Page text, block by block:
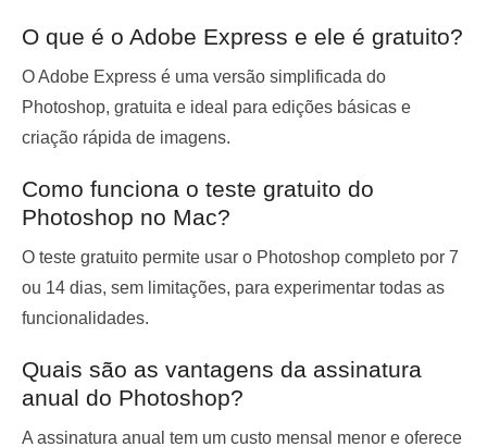
O que é o Adobe Express e ele é gratuito?
O Adobe Express é uma versão simplificada do
Photoshop, gratuita e ideal para edições básicas e
criação rápida de imagens.
Como funciona o teste gratuito do
Photoshop no Mac?
O teste gratuito permite usar o Photoshop completo por 7
ou 14 dias, sem limitações, para experimentar todas as
funcionalidades.
Quais são as vantagens da assinatura
anual do Photoshop?
A assinatura anual tem um custo mensal menor e oferece